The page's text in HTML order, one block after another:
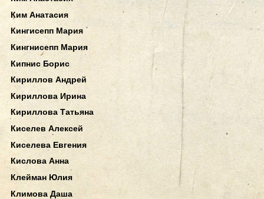
Ким Анатасия
Кингисепп Мария
Кингнисепп Мария
Кипнис Борис
Кириллов Андрей
Кириллова Ирина
Кириллова Татьяна
Киселев Алексей
Киселева Евгения
Кислова Анна
Клейман Юлия
Климова Даша